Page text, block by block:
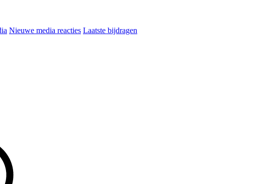
Nieuwe media reacties Laatste bijdragen